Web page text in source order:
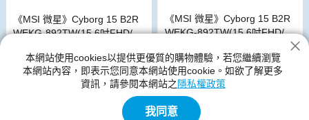
《MSI 微星》Cyborg 15 B2R
WEKG-892TW(15.6吋FHD/C
TX5050/特仕版)
$43,499 $65,900
《MSI 微星》Cyborg 15 B2R
WEKG-892TW(15.6吋FHD/C
ore 5 210H/16G+8G/1TB/RT
X5050/特仕版)
$46,499 $67,900
免運
本網站使用cookies以提供更優質的購物體驗，若您繼續瀏覽
本網站內容，即表示您同意本網站使用cookie。如欲了解更多
資訊，請參閱本網站之 隱私權政策
我同意